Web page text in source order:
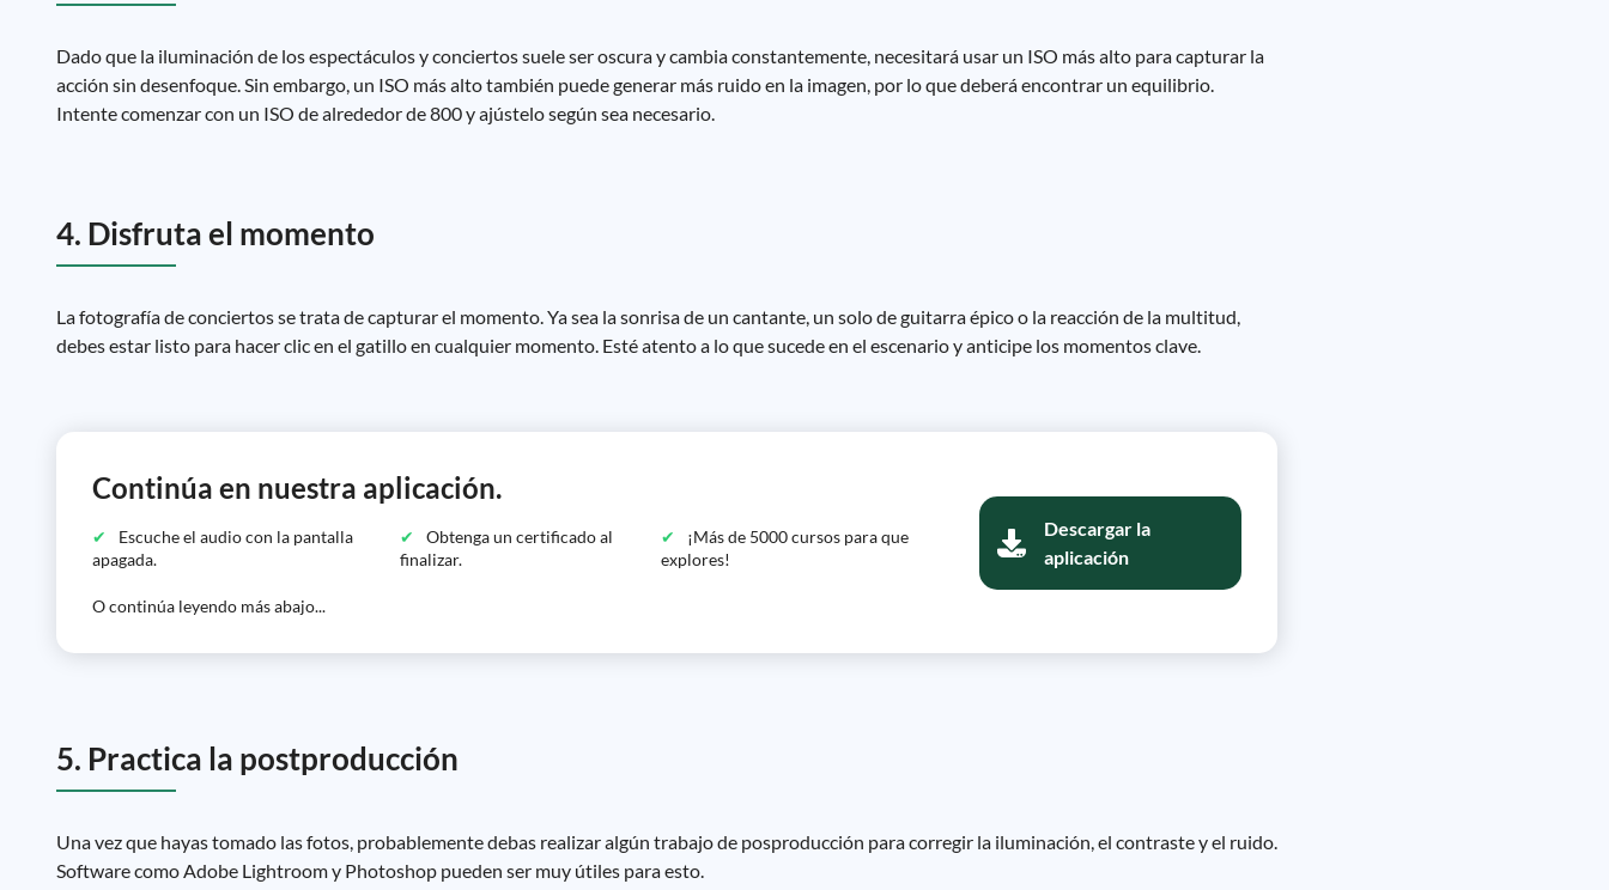
Dado que la iluminación de los espectáculos y conciertos suele ser oscura y cambia constantemente, necesitará usar un ISO más alto para capturar la
acción sin desenfoque. Sin embargo, un ISO más alto también puede generar más ruido en la imagen, por lo que deberá encontrar un equilibrio.
Intente comenzar con un ISO de alrededor de 800 y ajústelo según sea necesario.
4. Disfruta el momento
La fotografía de conciertos se trata de capturar el momento. Ya sea la sonrisa de un cantante, un solo de guitarra épico o la reacción de la multitud,
debes estar listo para hacer clic en el gatillo en cualquier momento. Esté atento a lo que sucede en el escenario y anticipe los momentos clave.
Continúa en nuestra aplicación.
Escuche el audio con la pantalla
apagada.
Obtenga un certificado al
finalizar.
¡Más de 5000 cursos para que
explores!
O continúa leyendo más abajo...
Descargar la
aplicación
5. Practica la postproducción
Una vez que hayas tomado las fotos, probablemente debas realizar algún trabajo de posproducción para corregir la iluminación, el contraste y el ruido.
Software como Adobe Lightroom y Photoshop pueden ser muy útiles para esto.